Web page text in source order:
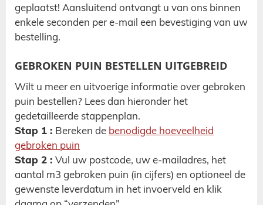
geplaatst! Aansluitend ontvangt u van ons binnen
enkele seconden per e-mail een bevestiging van uw
bestelling.
GEBROKEN PUIN BESTELLEN UITGEBREID
Wilt u meer en uitvoerige informatie over gebroken
puin bestellen? Lees dan hieronder het
gedetailleerde stappenplan.
Stap 1 : Bereken de benodigde hoeveelheid
gebroken puin
Stap 2 : Vul uw postcode, uw e-mailadres, het
aantal m3 gebroken puin (in cijfers) en optioneel de
gewenste leverdatum in het invoerveld en klik